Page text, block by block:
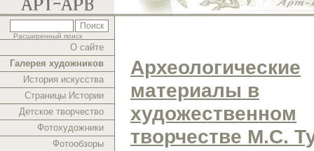
Расширенный поиск
О сайте
Галерея художников
История искусства
Страницы Истории
Детское творчество
Фотохудожники
Фотообзоры
Археологические
материалы в
художественном
творчестве М.С.